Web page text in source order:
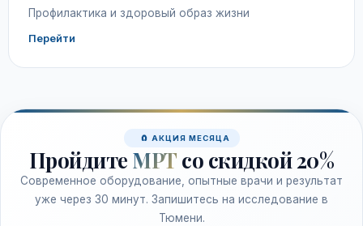
Профилактика и здоровый образ жизни
Перейти
🧲 АКЦИЯ МЕСЯЦА
Пройдите МРТ со скидкой 20%
Современное оборудование, опытные врачи и результат
уже через 30 минут. Запишитесь на исследование в
Тюмени.